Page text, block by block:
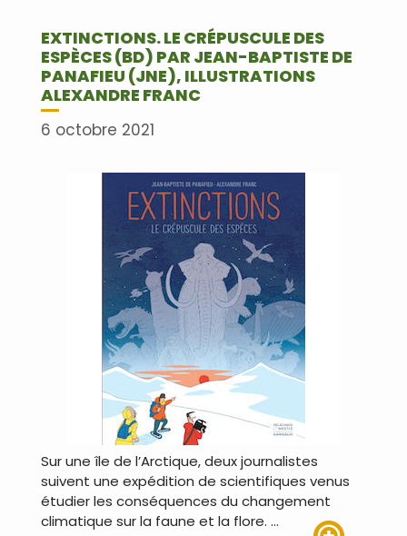
EXTINCTIONS. LE CRÉPUSCULE DES
ESPÈCES (BD) PAR JEAN-BAPTISTE DE
PANAFIEU (JNE), ILLUSTRATIONS
ALEXANDRE FRANC
6 octobre 2021
Sur une île de l’Arctique, deux journalistes
suivent une expédition de scientifiques venus
étudier les conséquences du changement
climatique sur la faune et la flore. …